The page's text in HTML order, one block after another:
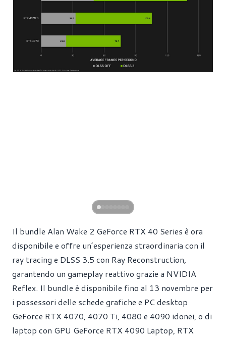
Il bundle Alan Wake 2 GeForce RTX 40 Series è ora
disponibile e offre un’esperienza straordinaria con il
ray tracing e DLSS 3.5 con Ray Reconstruction,
garantendo un gameplay reattivo grazie a NVIDIA
Reflex. Il bundle è disponibile fino al 13 novembre per
i possessori delle schede grafiche e PC desktop
GeForce RTX 4070, 4070 Ti, 4080 e 4090 idonei, o di
laptop con GPU GeForce RTX 4090 Laptop, RTX